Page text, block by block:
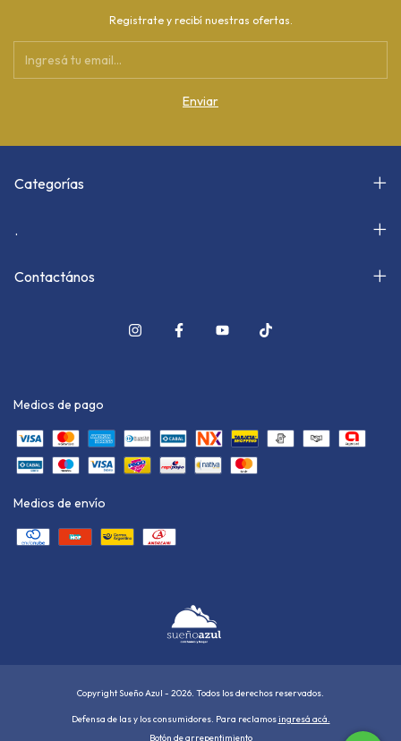
Registrate y recibí nuestras ofertas.
Categorías
.
Contactános
Medios de pago
Medios de envío
Copyright Sueño Azul - 2026. Todos los derechos reservados.
Defensa de las y los consumidores. Para reclamosingresá acá.
Botón de arrepentimiento